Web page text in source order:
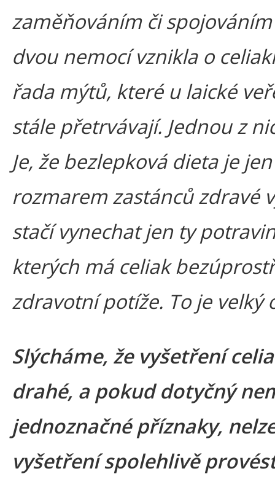
zaměňováním či
dvou nemocí vznikla o
řada mýtů, které u laické
stále přetrvávají. Jednou z
Je, že bezlepková dieta je jen
rozmarem zastánců zdravé
stačí vynechat jen ty
kterých má celiak
zdravotní potíže. To je velký
Slýcháme, že vyšetření
drahé, a pokud dotyčný
jednoznačné příznaky,
vyšetření spolehlivě